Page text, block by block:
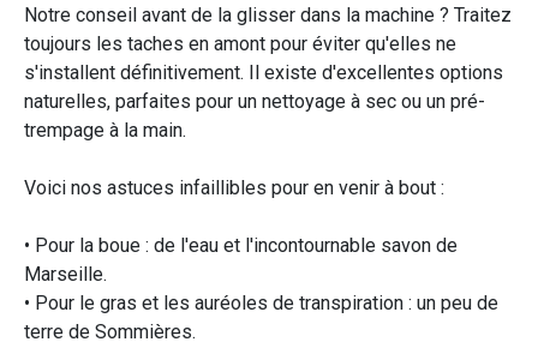
Notre conseil avant de la glisser dans la machine ? Traitez
toujours les taches en amont pour éviter qu'elles ne
s'installent définitivement. Il existe d'excellentes options
naturelles, parfaites pour un nettoyage à sec ou un pré-
trempage à la main.
Voici nos astuces infaillibles pour en venir à bout :
• Pour la boue : de l'eau et l'incontournable savon de
Marseille.
• Pour le gras et les auréoles de transpiration : un peu de
terre de Sommières.